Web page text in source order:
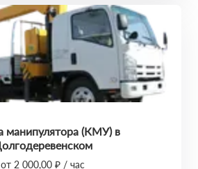
манипулятора (КМУ) в
от 2 000,00 ₽ / час